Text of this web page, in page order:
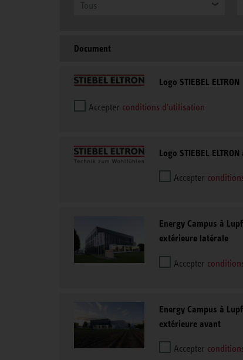
Tous
Document
Logo STIEBEL ELTRON
Accepter conditions d'utilisation
Logo STIEBEL
Accepter
Energy Campus à
extérieure latérale
Accepter
Energy Campus à
extérieure avant
Accepter